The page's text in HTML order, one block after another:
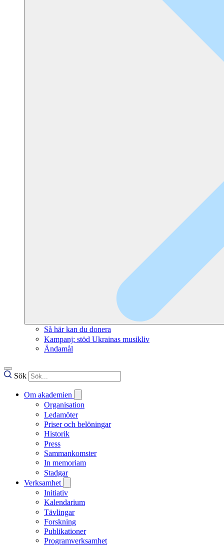
Så här kan du donera
Kampanj: stöd Ukrainas musikliv
Ändamål
Sök
Om akademien
Organisation
Ledamöter
Priser och belöningar
Historik
Press
Sammankomster
In memoriam
Stadgar
Verksamhet
Initiativ
Kalendarium
Tävlingar
Forskning
Publikationer
Programverksamhet